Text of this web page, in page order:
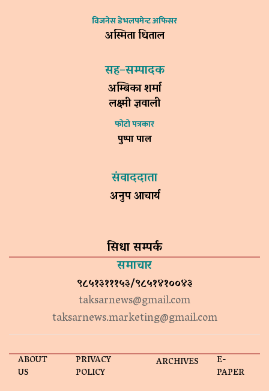
विजनेस डेभलपमेन्ट अफिसर
अस्मिता धिताल
सह–सम्पादक
अम्बिका शर्मा
लक्ष्मी ज्ञवाली
फोटो पत्रकार
पुष्पा पाल
संवाददाता
अनुप आचार्य
सिधा सम्पर्क
समाचार
९८५१३१११५३/९८५१४१००४३
taksarnews@gmail.com
taksarnews.marketing@gmail.com
ABOUT
US
PRIVACY
POLICY
ARCHIVES E-
PAPER